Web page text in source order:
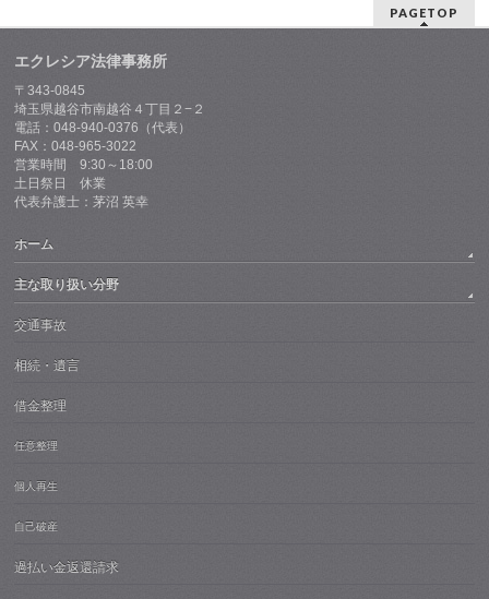
PAGETOP
エクレシア法律事務所
〒343-0845
埼玉県越谷市南越谷４丁目２−２
電話：048-940-0376（代表）
FAX：048-965-3022
営業時間 9:30～18:00
土日祭日 休業
代表弁護士：茅沼 英幸
ホーム
主な取り扱い分野
交通事故
相続・遺言
借金整理
任意整理
個人再生
自己破産
過払い金返還請求